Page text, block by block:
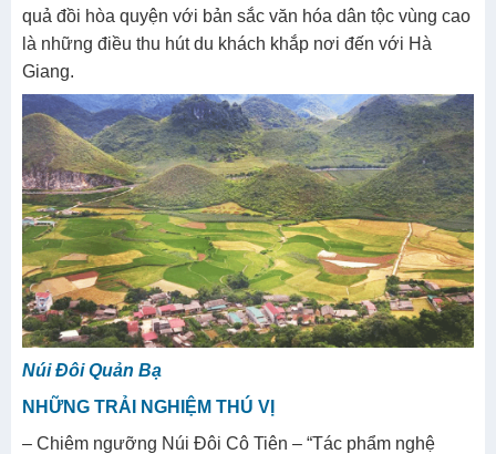
quả đồi hòa quyện với bản sắc văn hóa dân tộc vùng cao
là những điều thu hút du khách khắp nơi đến với Hà
Giang.
Núi Đôi Quản Bạ
NHỮNG TRẢI NGHIỆM THÚ VỊ
– Chiêm ngưỡng Núi Đôi Cô Tiên – “Tác phẩm nghệ